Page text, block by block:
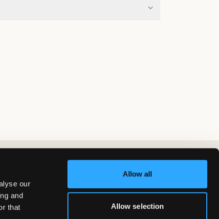
our
and
that
Allow all
Allow selection